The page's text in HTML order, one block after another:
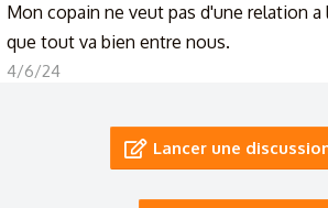
Mon copain ne veut pas d'une relation
que tout va bien entre nous.
4/6/24
lors d'une dispute mon copain m'a dit....
est ce normal que mon copain ait vu
Lancer une